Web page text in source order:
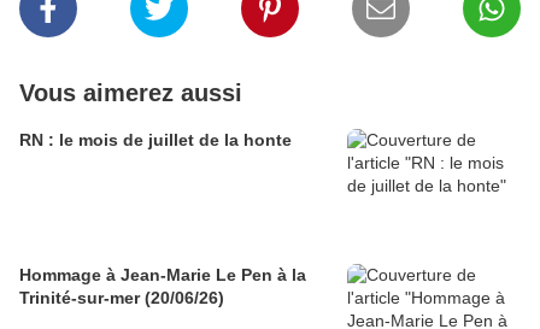
Vous aimerez aussi
RN : le mois de juillet de la honte
Hommage à Jean-Marie Le Pen à la
Trinité-sur-mer (20/06/26)